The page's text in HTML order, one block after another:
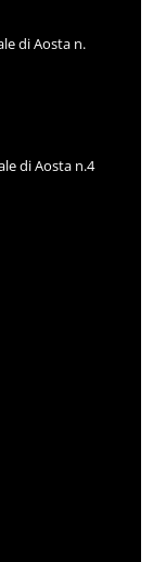
di Aosta n.
di Aosta n.4